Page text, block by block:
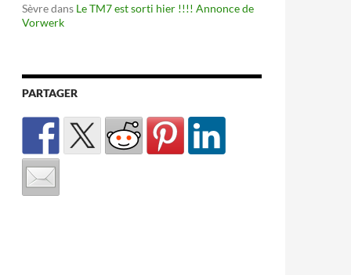
Sèvredans Le TM7 est sorti hier !!!! Annonce de
Vorwerk
PARTAGER